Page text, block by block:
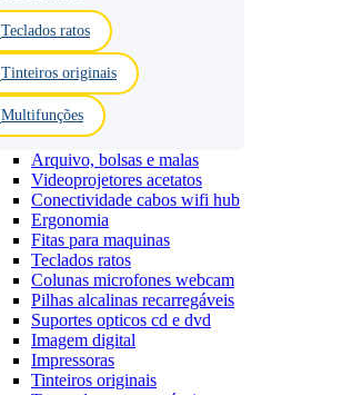
Teclados ratos
Tinteiros originais
Multifunções
Arquivo, bolsas e malas
Videoprojetores acetatos
Conectividade cabos wifi hub
Ergonomia
Fitas para maquinas
Teclados ratos
Colunas microfones webcam
Pilhas alcalinas recarregáveis
Suportes opticos cd e dvd
Imagem digital
Impressoras
Tinteiros originais